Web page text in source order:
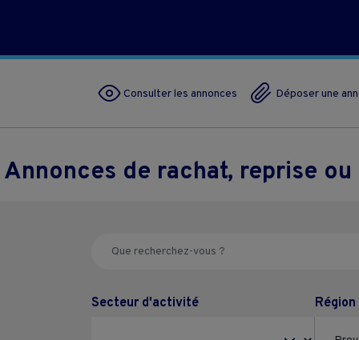
Consulter les annonces Déposer une
Annonces de rachat, reprise
Secteur d'activité Région